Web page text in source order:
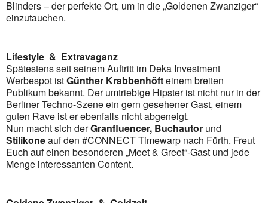
Blinders – der perfekte Ort, um in die „Goldenen Zwanziger“
einzutauchen.
Lifestyle & Extravaganz
Spätestens seit seinem Auftritt im Deka Investment
Werbespot istGünther Krabbenhöfteinem breiten
Publikum bekannt. Der umtriebige Hipster ist nicht nur in der
Berliner Techno-Szene ein gern gesehener Gast, einem
guten Rave ist er ebenfalls nicht abgeneigt.
Nun macht sich derGranfluencer, Buchautor und
Stilikoneauf den #CONNECT Timewarp nach Fürth. Freut
Euch auf einen besonderen „Meet & Greet“-Gast und jede
Menge interessanten Content.